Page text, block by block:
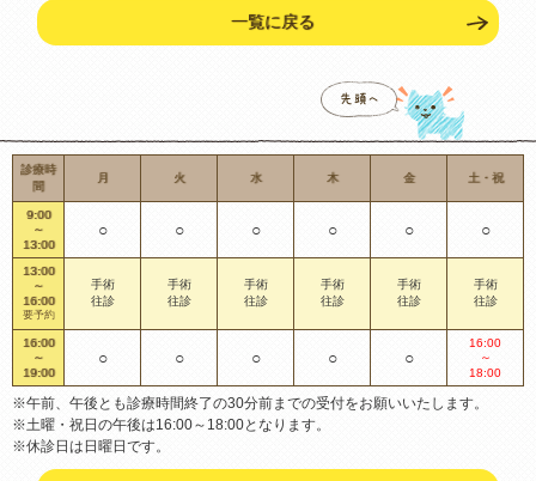
一覧に戻る
診療時
間
月 火 水 木 金 土・祝
9:00
～
13:00
○ ○ ○ ○ ○ ○
13:00
～
16:00
要予約
手術
往診
手術
往診
手術
往診
手術
往診
手術
往診
手術
往診
16:00
～
19:00
○ ○ ○ ○ ○
16:00
～
18:00
※午前、午後とも診療時間終了の30分前までの受付をお願いいたします。
※土曜・祝日の午後は16:00～18:00となります。
※休診日は日曜日です。